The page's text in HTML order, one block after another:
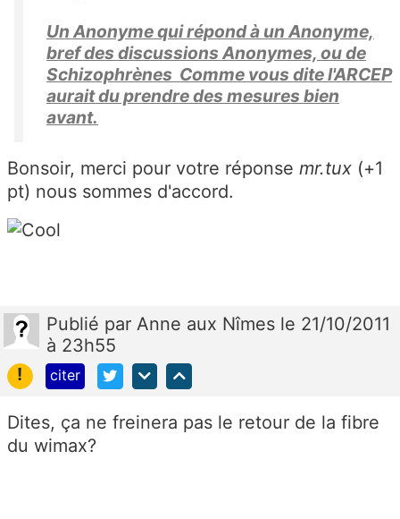
Un Anonyme qui répond à un Anonyme,
bref des discussions Anonymes, ou de
Schizophrènes Comme vous dite l'ARCEP
aurait du prendre des mesures bien
avant.
Bonsoir, merci pour votre réponse mr.tux (+1
pt) nous sommes d'accord.
Publié par Anne aux Nîmes le 21/10/2011
à 23h55
!
citer
Dites, ça ne freinera pas le retour de la fibre
du wimax?